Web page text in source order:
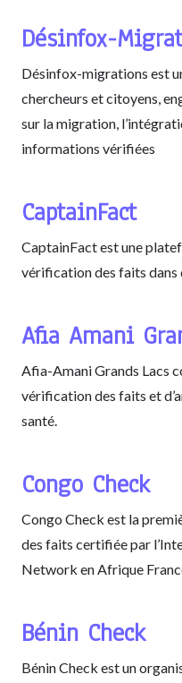
Désinfox-
Désinfox-migrations est
chercheurs et citoyens,
sur la migration,
informations vérifiées
CaptainFact
CaptainFact est une
vérification des faits dans
Afia Amani
Afia-Amani Grands Lacs
vérification des faits et
santé.
Congo Check
Congo Check est la
des faits certifiée par
Network en Afrique
Bénin Check
Bénin Check est un